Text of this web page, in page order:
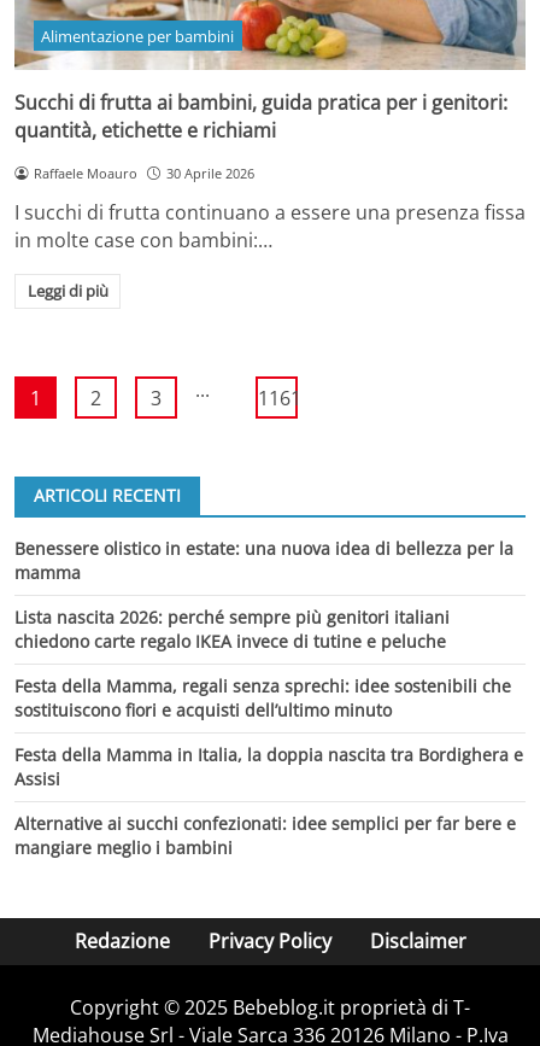
Alimentazione per bambini
Succhi di frutta ai bambini, guida pratica per i genitori:
quantità, etichette e richiami
Raffaele Moauro 30 Aprile 2026
I succhi di frutta continuano a essere una presenza fissa
in molte case con bambini:…
Leggi di più
1 2 3 ... 1161
ARTICOLI RECENTI
Benessere olistico in estate: una nuova idea di bellezza per la
mamma
Lista nascita 2026: perché sempre più genitori italiani
chiedono carte regalo IKEA invece di tutine e peluche
Festa della Mamma, regali senza sprechi: idee sostenibili che
sostituiscono fiori e acquisti dell’ultimo minuto
Festa della Mamma in Italia, la doppia nascita tra Bordighera e
Assisi
Alternative ai succhi confezionati: idee semplici per far bere e
mangiare meglio i bambini
Redazione Privacy Policy Disclaimer
Copyright © 2025 Bebeblog.it proprietà di T-
Mediahouse Srl - Viale Sarca 336 20126 Milano - P.Iva